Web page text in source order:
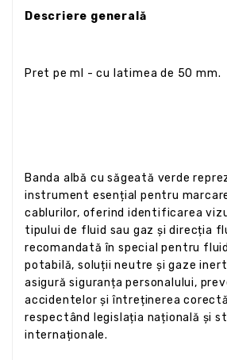
Descriere generală
Pret pe ml - cu latimea de 50 mm.
Banda albă cu săgeată verde
instrument esențial pentru
cablurilor, oferind identificarea
tipului de fluid sau gaz și direcția
recomandată în special pentru
potabilă, soluții neutre și gaze
asigură siguranța personalului,
accidentelor și întreținerea
respectând legislația națională și
internaționale.